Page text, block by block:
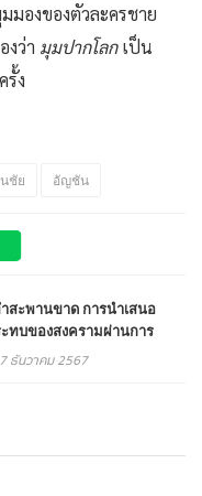
องของตัวละครชาย
งว่า มุมปากโลกเป็น
รั้ง
ชัย อัญชัน
สะพานขาด การนำเสนอ
ทบของสงครามผ่านการ
นของคู่ขัดแย้ง
ธันวาคม 2567